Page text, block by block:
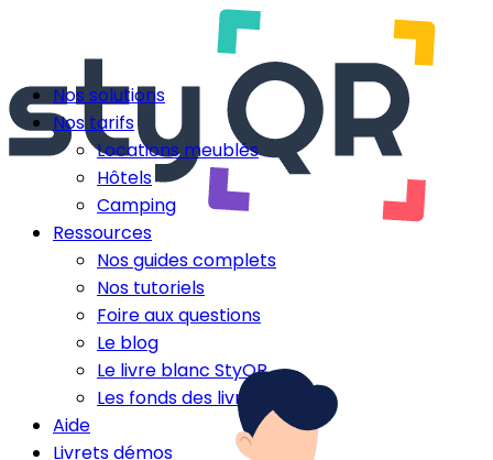
Nos solutions
Nos tarifs
Locations meublés
Hôtels
Camping
Ressources
Nos guides complets
Nos tutoriels
Foire aux questions
Le blog
Le livre blanc StyQR
Les fonds des livrets
Aide
Livrets démos